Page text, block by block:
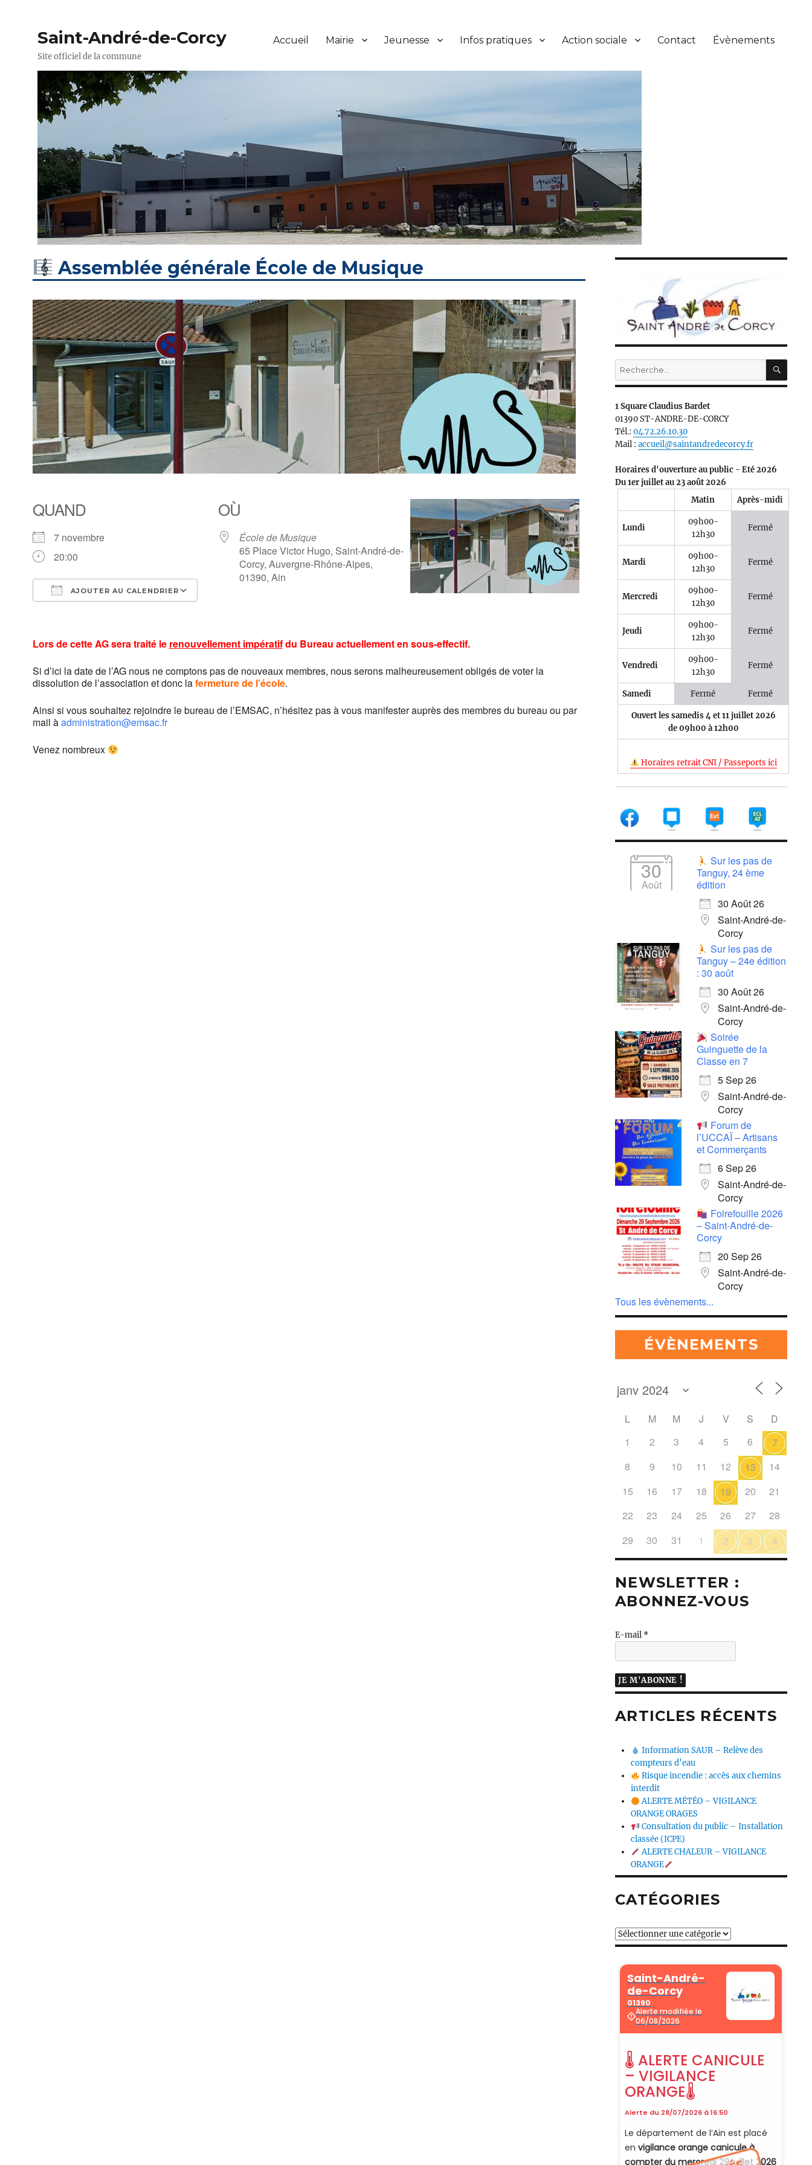
Saint-André-de-Corcy
Site officiel de la commune
Accueil Mairie Jeunesse Infos pratiques Action sociale Contact Évènements
Assemblée générale École de Musique
QUAND
7 novembre
20:00
AJOUTER AU CALENDRIER
Outlook Live
OÙ
École de Musique
65 Place Victor Hugo, Saint-André-de-
Corcy, Auvergne-Rhône-Alpes,
01390, Ain
Lors de cette AG sera traité le renouvellement impératifdu Bureau actuellement en sous-effectif.
Si d’ici la date de l’AG nous ne comptons pas de nouveaux membres, nous serons malheureusement obligés de voter la
dissolution de l’association et donc lafermeture de l’école.
Ainsi si vous souhaitez rejoindre le bureau de l’EMSAC, n’hésitez pas à vous manifester auprès des membres du bureau ou par
mail àadministration@emsac.fr
Venez nombreux
Recherche
pour :
1 Square Claudius Bardet
01390 ST-ANDRE-DE-CORCY
Tél.:04.72.26.10.30
Mail :accueil@saintandredecorcy.fr
Horaires d'ouverture au public - Eté 2026
Du 1er juillet au 23 août 2026
Matin
Après-midi
Lundi
09h00-
12h30
Fermé
Mardi
09h00-
12h30
Fermé
Mercredi
09h00-
12h30
Fermé
Jeudi
09h00-
12h30
Fermé
Vendredi
09h00-
12h30
Fermé
Samedi Fermé Fermé
Ouvert les samedis 4 et 11 juillet 2026
de 09h00 à 12h00
Horaires retrait CNI / Passeports ici
30
Août
Sur les pas de
Tanguy, 24 ème
édition
30 Août 26
Saint-André-de-
Corcy
Sur les pas de
Tanguy – 24e édition
: 30 août
30 Août 26
Saint-André-de-
Corcy
Soirée
Guinguette de la
Classe en 7
5 Sep 26
Saint-André-de-
Corcy
Forum de
l’UCCAÏ – Artisans
et Commerçants
6 Sep 26
Saint-André-de-
Corcy
Foirefouille 2026
– Saint-André-de-
Corcy
20 Sep 26
Saint-André-de-
Corcy
Tous les évènements...
ÉVÈNEMENTS
L M M J V S
D
1
2 3 4 5 6
7
8
9 10 11 12 13
14
15
16 17 18 19 20
21
22
23 24 25 26 27
28
29
30 31 1 2 3 4
NEWSLETTER :
ABONNEZ-VOUS
E-mail *
ARTICLES RÉCENTS
Information SAUR – Relève des
compteurs d’eau
Risque incendie : accès aux chemins
interdit
ALERTE MÉTÉO – VIGILANCE
ORANGE ORAGES
Consultation du public – Installation
classée (ICPE)
ALERTE CHALEUR – VIGILANCE
ORANGE
CATÉGORIES
Catégories